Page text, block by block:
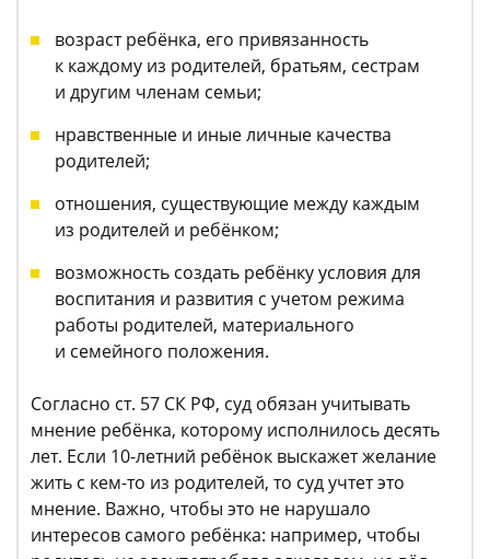
возраст ребёнка, его привязанность
к каждому из родителей, братьям, сестрам
и другим членам семьи;
нравственные и иные личные качества
родителей;
отношения, существующие между каждым
из родителей и ребёнком;
возможность создать ребёнку условия для
воспитания и развития с учетом режима
работы родителей, материального
и семейного положения.
Согласно ст. 57 СК РФ, суд обязан учитывать
мнение ребёнка, которому исполнилось десять
лет. Если 10-летний ребёнок выскажет желание
жить с кем-то из родителей, то суд учтет это
мнение. Важно, чтобы это не нарушало
интересов самого ребёнка: например, чтобы